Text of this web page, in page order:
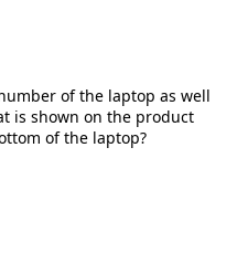
of the laptop as well
is shown on the product
of the laptop?